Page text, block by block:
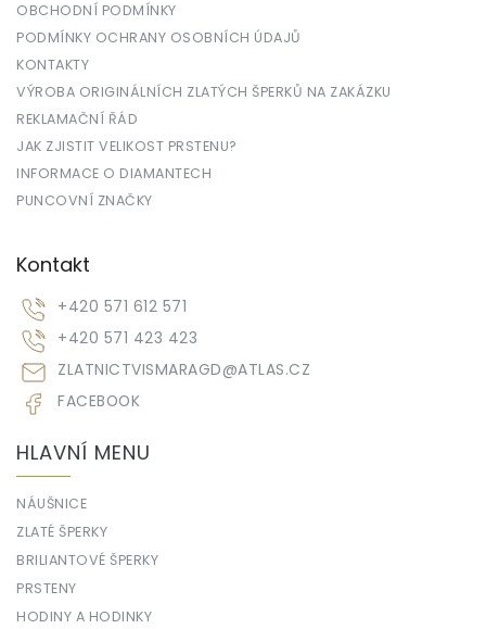
OBCHODNÍ PODMÍNKY
PODMÍNKY OCHRANY OSOBNÍCH ÚDAJŮ
KONTAKTY
VÝROBA ORIGINÁLNÍCH ZLATÝCH ŠPERKŮ NA ZAKÁZKU
REKLAMAČNÍ ŘÁD
JAK ZJISTIT VELIKOST PRSTENU?
INFORMACE O DIAMANTECH
PUNCOVNÍ ZNAČKY
Kontakt
ZLATNICTVISMARAGD@ATLAS.CZ
+420 571 612 571
+420 571 423 423
FACEBOOK
HLAVNÍ MENU
NÁUŠNICE
ZLATÉ ŠPERKY
BRILIANTOVÉ ŠPERKY
PRSTENY
HODINY A HODINKY